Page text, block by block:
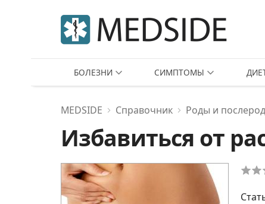
БОЛЕЗНИ СИМПТОМЫ
MEDSIDE Справочник Роды и
Избавиться от